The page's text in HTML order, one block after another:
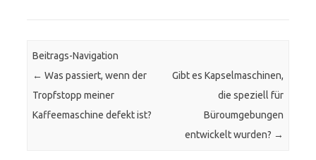
Beitrags-Navigation
← Was passiert, wenn der
Tropfstopp meiner
Kaffeemaschine defekt ist?
Gibt es Kapselmaschinen,
die speziell für
Büroumgebungen
entwickelt wurden? →